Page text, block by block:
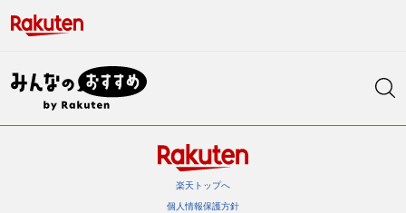
楽天トップへ
個人情報保護方針